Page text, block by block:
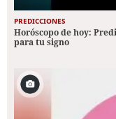
PREDICCIONES
Horóscopo de hoy:
para tu signo